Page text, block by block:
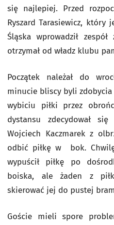
się najlepiej. Przed
Ryszard Tarasiewicz, który
Śląska wprowadził
otrzymał od władz klubu
Początek należał do
minucie bliscy byli
wybiciu piłki przez
dystansu zdecydował
Wojciech Kaczmarek z
odbić piłkę w bok.
wypuścił piłkę po
boiska, ale żaden z
skierować jej do pustej
Goście mieli spore